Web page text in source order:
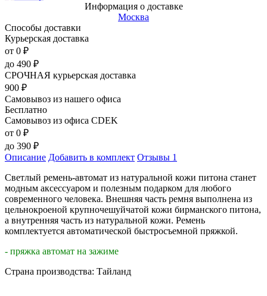
Информация о доставке
Москва
Способы доставки
Курьерская доставка
от 0 ₽
до 490 ₽
СРОЧНАЯ курьерская доставка
900 ₽
Самовывоз из нашего офиса
Бесплатно
Самовывоз из офиса CDEK
от 0 ₽
до 390 ₽
Описание Добавить в комплект Отзывы 1
Светлый ремень-автомат из натуральной кожи питона станет
модным аксессуаром и полезным подарком для любого
современного человека. Внешняя часть ремня выполнена из
цельнокроеной крупночешуйчатой кожи бирманского питона,
а внутренняя часть из натуральной кожи. Ремень
комплектуется автоматической быстросъемной пряжкой.
- пряжка автомат на зажиме
Страна производства: Тайланд